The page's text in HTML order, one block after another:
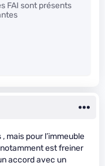
FAI sont présents
mais pour l’immeuble
notamment est freiner
accord avec un